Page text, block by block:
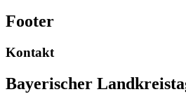
Footer
Kontakt
Bayerischer